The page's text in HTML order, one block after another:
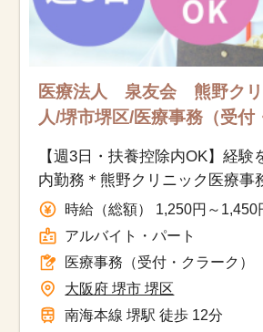
医療法人 泉友会 熊野クリ
人/堺市堺区/医療事務（受付
アルバイト・パート
【週3日・扶養控除内OK】経験
内勤務＊熊野クリニック医療事
時給（総額） 1,250円～1,450
アルバイト・パート
医療事務（受付・クラーク）
大阪府 堺市 堺区
南海本線 堺駅 徒歩 12分